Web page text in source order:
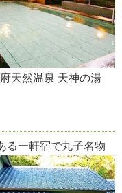
天然温泉 天神の湯
る一軒宿で丸子名物
「とろろ汁」